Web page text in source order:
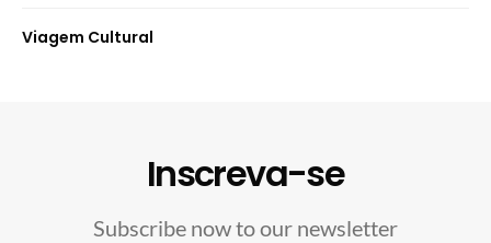
Viagem Cultural
Inscreva-se
Subscribe now to our newsletter